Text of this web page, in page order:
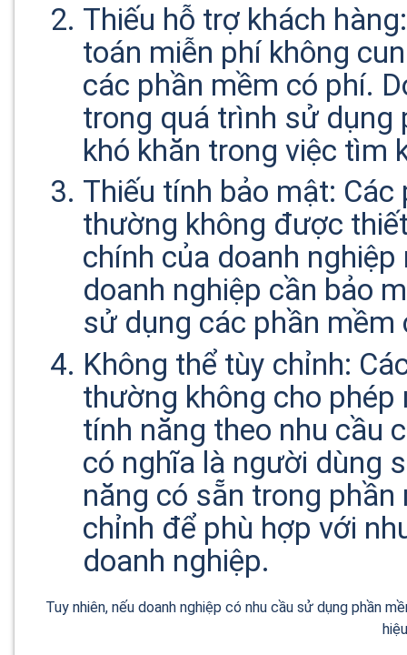
Thiếu hỗ trợ khách
toán miễn phí không
các phần mềm có phí.
trong quá trình sử dụng
khó khăn trong việc tìm
Thiếu tính bảo mật:
thường không được
chính của doanh
doanh nghiệp cần bảo
sử dụng các phần
Không thể tùy chỉnh:
thường không cho
tính năng theo nhu cầu
có nghĩa là người dùng
năng có sẵn trong
chỉnh để phù hợp với
doanh nghiệp.
Tuy nhiên, nếu doanh nghiệp có nhu cầu sử dụng phần